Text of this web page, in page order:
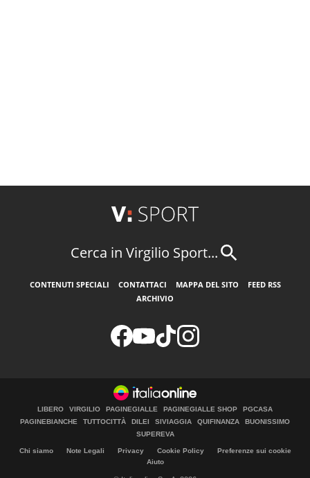
Cerca in Virgilio Sport...
CONTENUTI SPECIALI CONTATTACI MAPPA DEL SITO
FEED RSS
ARCHIVIO
LIBERO VIRGILIO PAGINEGIALLE PAGINEGIALLE SHOP
PGCASA
PAGINEBIANCHE
TUTTOCITTÀ DILEI SIVIAGGIA QUIFINANZA
BUONISSIMO
SUPEREVA
Chi siamo Note Legali Privacy Cookie Policy
Preferenze sui cookie
Aiuto